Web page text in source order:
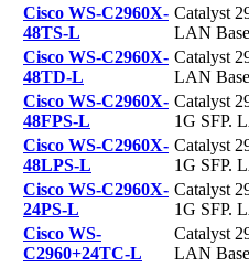
Cisco WS-C2960X-
48TS-L
Catalyst
LAN Base
Cisco WS-C2960X-
48TD-L
Catalyst
LAN Base
Cisco WS-C2960X-
48FPS-L
Catalyst
1G SFP.
Cisco WS-C2960X-
48LPS-L
Catalyst
1G SFP.
Cisco WS-C2960X-
24PS-L
Catalyst
1G SFP.
Cisco WS-
C2960+24TC-L
Catalyst
LAN Base